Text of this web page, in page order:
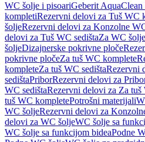
WC šolje i pisoariGeberit
kompletiRezervni delovi za Tuš WC
šoljeRezervni delovi za Konzolne
delovi za Tuš WC sedištaZa WC šolje
šoljeDizajnerske pokrivne ploče
pokrivne pločeZa tuš WC komplete
kompleteZa tuš WC sedištaRezervni
sedištaPriborRezervni delovi za
WC sedištaRezervni delovi za Za tuš
tuš WC kompletePotrošni materijali
WC šoljeRezervni delovi za
delovi za WC šoljeWC šolje sa
WC šolje sa funkcijom bideaPodne